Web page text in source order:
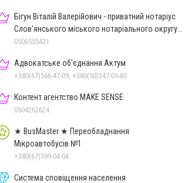
Бігун Віталій Валерійович - приватний нотаріус
Слов'янського міського нотаріального округу
Дон.обл.
0506555431
Адвокатське об'єднання Актум
+380(67)566-47-09, +380(50)347-05-80
Контент агентство MAKE SENSE
0504262624
★ BusMaster ★ Переобладнання
Мікроавтобусів №1
+380(67)599-04-04
Система сповіщення населення